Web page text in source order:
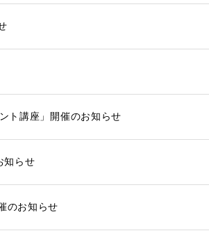
ト講座」開催のお知らせ
知らせ
のお知らせ